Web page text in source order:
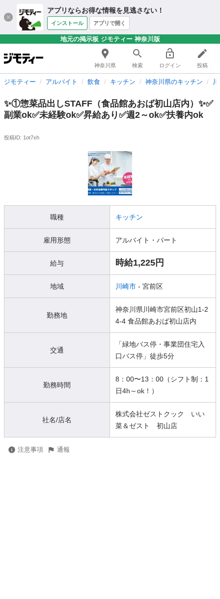
アプリならお得な情報を見逃さない！
インストール アプリで開く
地元の掲示板 ジモティー 神奈川版
神奈川県 検索 ログイン 投稿
ジモティー アルバイト 飲食 キッチン 神奈川県のキッチン
✨①惣菜品出しSTAFF（食品館あおば初山店内）✨✅
副業ok✅未経験ok✅昇給あり✅週2～ok✅扶養内ok
投稿ID: 1ot7xh
職種 キッチン
雇用形態 アルバイト・パート
給与 時給1,225円
地域 川崎市 - 宮前区
勤務地
神奈川県川崎市宮前区初山1-2
4-4 食品館あおば初山店内
交通
「緑地バス停・事業団住宅入
口バス停」徒歩5分
勤務時間
8：00〜13：00（シフト制：1
日4h～ok！）
社名/店名
株式会社ゼストクック いい
菜＆ゼスト 初山店
注意事項 通報